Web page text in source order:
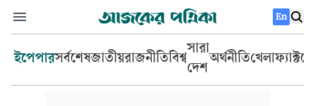
En
ইপেপারসর্বশেষজাতীয়রাজনীতিবিশ্ব
সারা
দেশ
অর্থনীতিখেলা